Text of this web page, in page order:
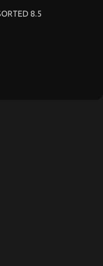
8.5